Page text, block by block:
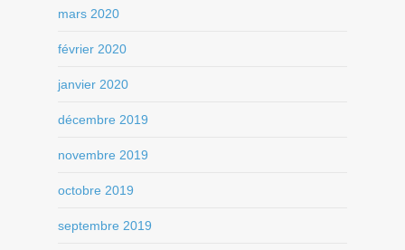
mars 2020
février 2020
janvier 2020
décembre 2019
novembre 2019
octobre 2019
septembre 2019